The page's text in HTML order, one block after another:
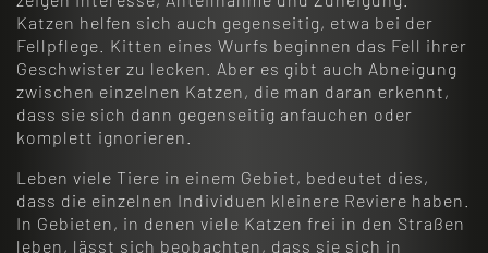
Katzen helfen sich auch gegenseitig, etwa bei der
Fellpflege. Kitten eines Wurfs beginnen das Fell ihrer
Geschwister zu lecken. Aber es gibt auch Abneigung
zwischen einzelnen Katzen, die man daran erkennt,
dass sie sich dann gegenseitig anfauchen oder
komplett ignorieren.
Leben viele Tiere in einem Gebiet, bedeutet dies,
dass die einzelnen Individuen kleinere Reviere haben.
In Gebieten, in denen viele Katzen frei in den Straßen
leben, lässt sich beobachten, dass sie sich in